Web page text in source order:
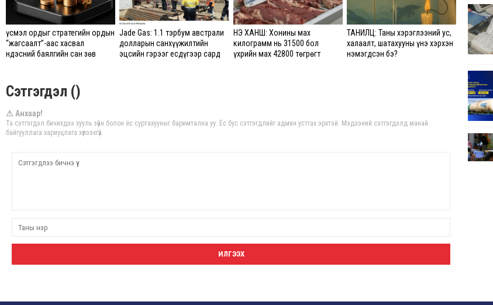
Үүсмэл ордыг стратегийн ордын
“жагсаалт”-аас хасвал
Үндэсний баялгийн сан зөв
Jade Gas: 1.1 тэрбум австрали
долларын санхүүжилтийн
эцсийн гэрээг есдүгээр сард
ҮНЭ ХАНШ: Хонины мах
килограмм нь 31500 бол
үхрийн мах 42800 төгрөгт
ТАНИЛЦ: Таны хэрэглээний ус,
халаалт, шатахууны үнэ хэрхэн
нэмэгдсэн бэ?
Сэтгэгдэл ()
⚠ Анхаар!
Та сэтгэгдэл бичихдээ хууль зүйн болон ёс суртахууныг баримтална уу. Ёс бус сэтгэгдлийг админ устгах эрхтэй. Мэдээний сэтгэгдэлд манай
байгууллага хариуцлага хүлээхгүй.